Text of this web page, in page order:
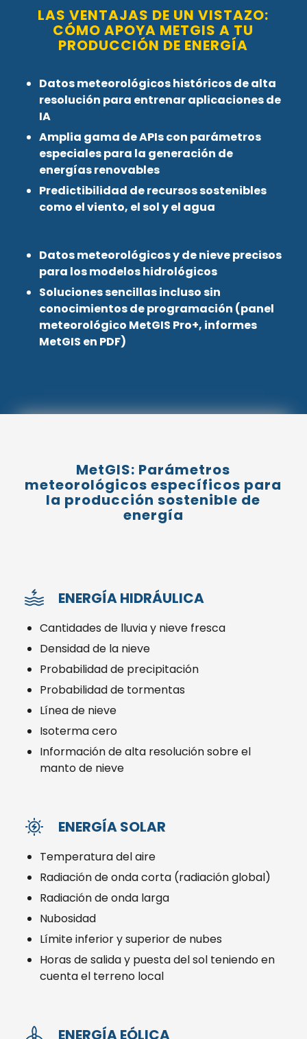
LAS VENTAJAS DE UN VISTAZO:
CÓMO APOYA METGIS A TU
PRODUCCIÓN DE ENERGÍA
Datos meteorológicos históricos de alta
resolución para entrenar aplicaciones de
IA
Amplia gama de APIs con parámetros
especiales para la generación de
energías renovables
Predictibilidad de recursos sostenibles
como el viento, el sol y el agua
Datos meteorológicos y de nieve precisos
para los modelos hidrológicos
Soluciones sencillas incluso sin
conocimientos de programación (panel
meteorológico MetGIS Pro+, informes
MetGIS en PDF)
MetGIS: Parámetros
meteorológicos específicos para
la producción sostenible de
energía
ENERGÍA HIDRÁULICA
Cantidades de lluvia y nieve fresca
Densidad de la nieve
Probabilidad de precipitación
Probabilidad de tormentas
Línea de nieve
Isoterma cero
Información de alta resolución sobre el
manto de nieve
ENERGÍA SOLAR
Temperatura del aire
Radiación de onda corta (radiación global)
Radiación de onda larga
Nubosidad
Límite inferior y superior de nubes
Horas de salida y puesta del sol teniendo en
cuenta el terreno local
ENERGÍA EÓLICA